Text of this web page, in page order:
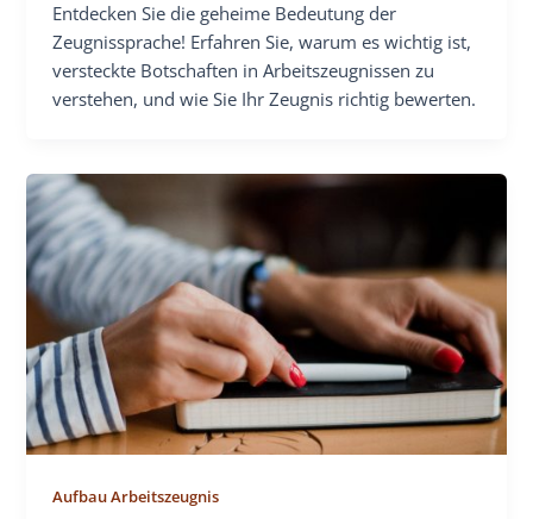
Entdecken Sie die geheime Bedeutung der
Zeugnissprache! Erfahren Sie, warum es wichtig ist,
versteckte Botschaften in Arbeitszeugnissen zu
verstehen, und wie Sie Ihr Zeugnis richtig bewerten.
Aufbau Arbeitszeugnis